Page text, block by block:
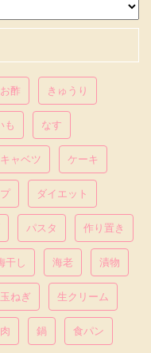
お酢 きゅうり
も なす
キャベツ ケーキ
ダイエット
パスタ 作り置き
干し 海老 漬物
玉ねぎ 生クリーム
鍋 食パン